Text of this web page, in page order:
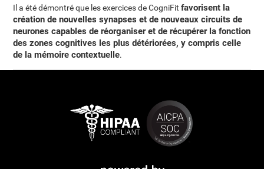
Il a été démontré que les exercices de CogniFitfavorisent la
création de nouvelles synapses et de nouveaux circuits de
neurones capables de réorganiser et de récupérer la fonction
des zones cognitives les plus détériorées, y compris celle
de la mémoire contextuelle.